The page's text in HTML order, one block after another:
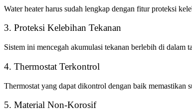
Water heater harus sudah lengkap dengan fitur proteksi
3. Proteksi Kelebihan Tekanan
Sistem ini mencegah akumulasi tekanan berlebih di dalam
4. Thermostat Terkontrol
Thermostat yang dapat dikontrol dengan baik memastikan
5. Material Non-Korosif